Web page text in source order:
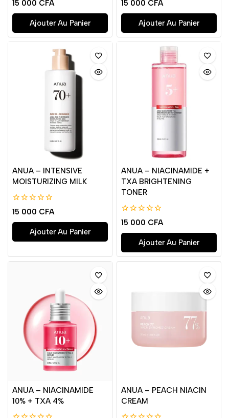
de
5
15 000 CFA
Ajouter Au Panier
de
5
15 000 CFA
Ajouter Au Panier
ANUA – INTENSIVE
MOISTURIZING MILK
0
de
5
15 000 CFA
Ajouter Au Panier
ANUA – NIACINAMIDE +
TXA BRIGHTENING
TONER
0
de
5
15 000 CFA
Ajouter Au Panier
ANUA – NIACINAMIDE
10% + TXA 4%
ANUA – PEACH NIACIN
CREAM